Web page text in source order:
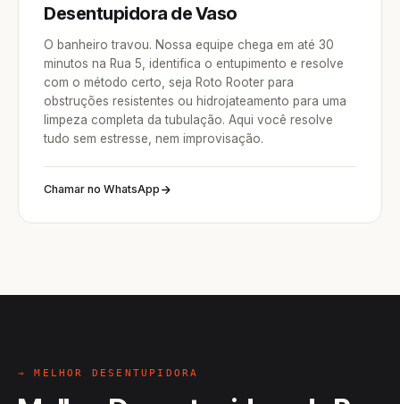
Desentupidora de Vaso
O banheiro travou. Nossa equipe chega em até 30
minutos na Rua 5, identifica o entupimento e resolve
com o método certo, seja Roto Rooter para
obstruções resistentes ou hidrojateamento para uma
limpeza completa da tubulação. Aqui você resolve
tudo sem estresse, nem improvisação.
Chamar no WhatsApp
→ MELHOR DESENTUPIDORA